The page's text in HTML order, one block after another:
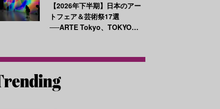
【2026年下半期】日本のアー
トフェア＆芸術祭17選
──ARTE Tokyo、TOKYO